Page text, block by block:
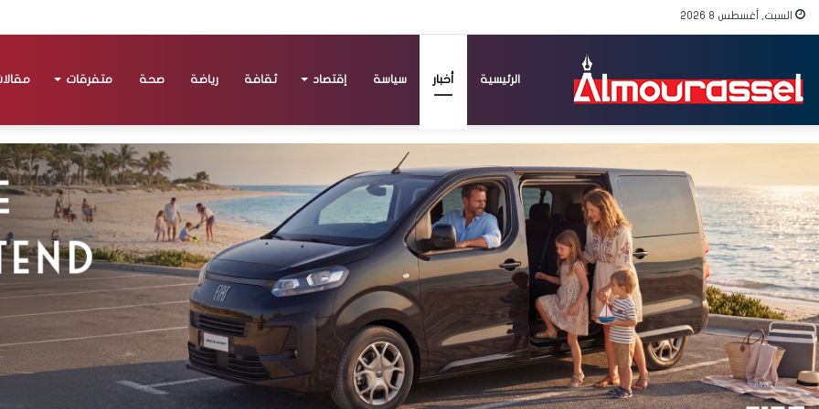
السبت, أغسطس 8 2026
الرئيسية أخبار سياسة إقتصاد ثقافة رياضة صحة متفرقات